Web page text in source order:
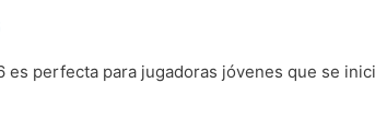
es perfecta para jugadoras jóvenes que se